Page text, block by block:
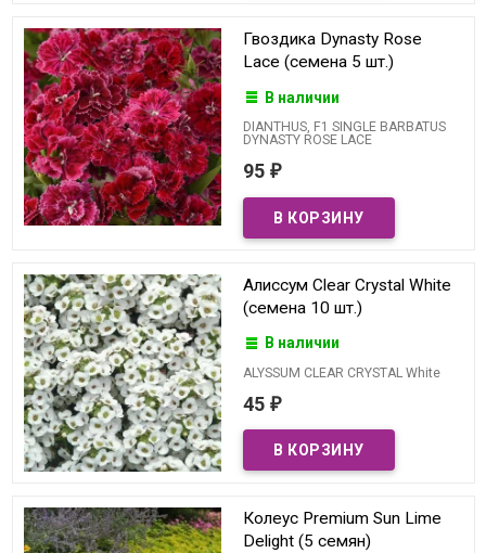
Гвоздика Dynasty Rose
Lace (семена 5 шт.)
В наличии
DIANTHUS, F1 SINGLE BARBATUS
DYNASTY ROSE LACE
95 ₽
Алиссум Clear Crystal White
(семена 10 шт.)
В наличии
ALYSSUM CLEAR CRYSTAL White
45 ₽
Колеус Premium Sun Lime
Delight (5 семян)